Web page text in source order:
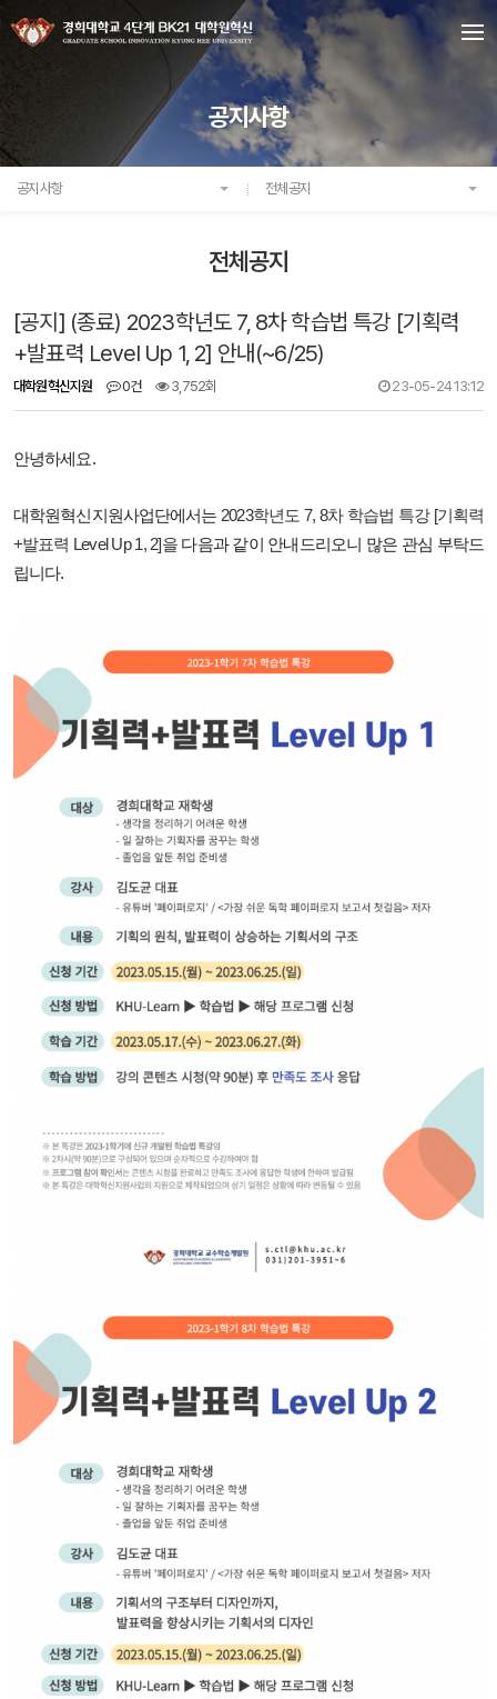
공지사항
공지사항 전체공지
전체공지
[공지] (종료) 2023학년도 7, 8차 학습법 특강 [기획력
+발표력 Level Up 1, 2] 안내(~6/25)
대학원혁신지원 0건 3,752회 23-05-24 13:12
안녕하세요.
대학원혁신지원사업단에서는 2023학년도 7, 8차 학습법 특강 [기획력
+발표력 Level Up 1, 2]을 다음과 같이 안내드리오니 많은 관심 부탁드
립니다.